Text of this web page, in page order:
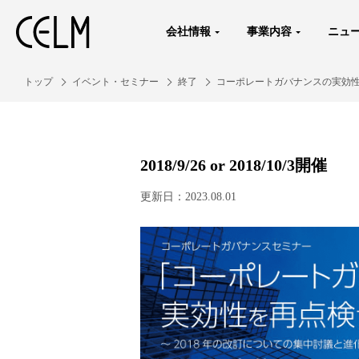
会社情報 事業内容 ニュ
トップ イベント・セミナー 終了 コーポレートガバナンスの実効
2018/9/26 or 2018/10/3開催
更新日：2023.08.01